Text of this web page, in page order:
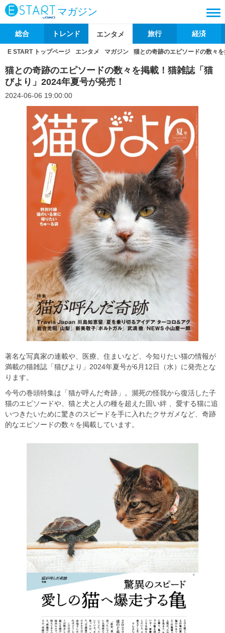
マガジン
総合 トレンド エンタメ 旅行 経済
E START トップページ エンタメ マガジン 猫との奇跡のエピソードの数々
猫との奇跡のエピソードの数々を掲載！猫雑誌「猫
びより」2024年夏号が発売！
2024-06-06 19:00:00
著名な写真家の連載や、医療、住まいなど、今知りたい猫の情報が
満載の猫雑誌「猫びより」2024年夏号が6月12日（水）に発売とな
ります。
今号の巻頭特集は「猫が呼んだ奇跡」。瀕死の怪我から復活した子
猫のエピソードや、猫と犬と人の種を超えた固い絆 、愛する猫に追
いつきたいために驚きのスピードを手に入れたクサガメなど、奇跡
的なエピソードの数々を掲載しています。